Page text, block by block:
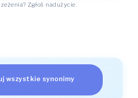
Zgłoś nadużycie.
wszystkie synonimy